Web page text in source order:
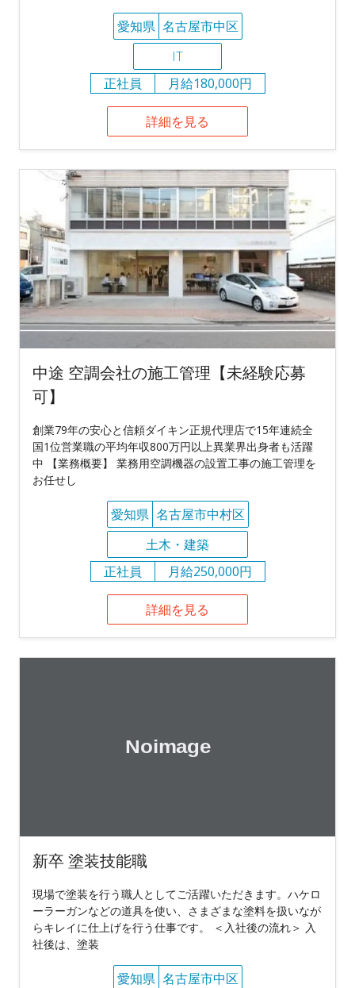
愛知県 名古屋市中区
IT
正社員
月給180,000円
詳細を見る
中途 空調会社の施工管理【未経験応募
可】
創業79年の安心と信頼ダイキン正規代理店で15年連続全
国1位営業職の平均年収800万円以上異業界出身者も活躍
中 【業務概要】 業務用空調機器の設置工事の施工管理を
お任せし
愛知県 名古屋市中村区
土木・建築
正社員
月給250,000円
詳細を見る
新卒 塗装技能職
現場で塗装を行う職人としてご活躍いただきます。ハケロ
ーラーガンなどの道具を使い、さまざまな塗料を扱いなが
らキレイに仕上げを行う仕事です。 ＜入社後の流れ＞ 入
社後は、塗装
愛知県 名古屋市中区